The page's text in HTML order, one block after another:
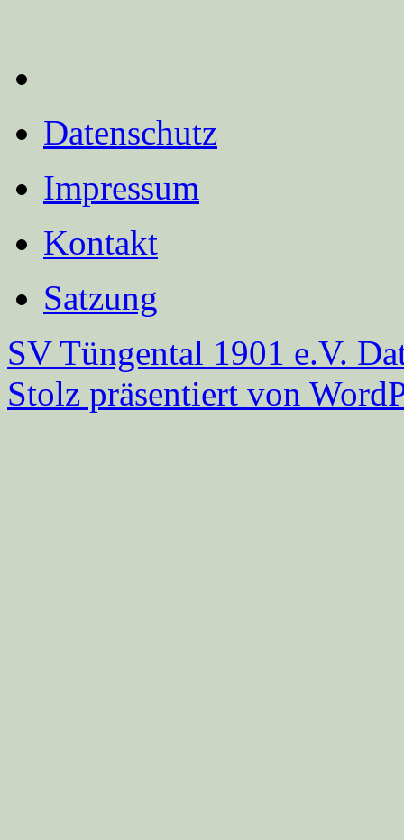
Datenschutz
Impressum
Kontakt
Satzung
SV Tüngental 1901 e.V.
Stolz präsentiert von